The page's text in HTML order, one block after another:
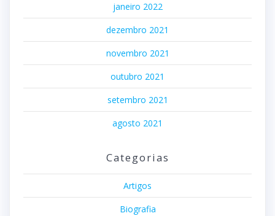
janeiro 2022
dezembro 2021
novembro 2021
outubro 2021
setembro 2021
agosto 2021
Categorias
Artigos
Biografia